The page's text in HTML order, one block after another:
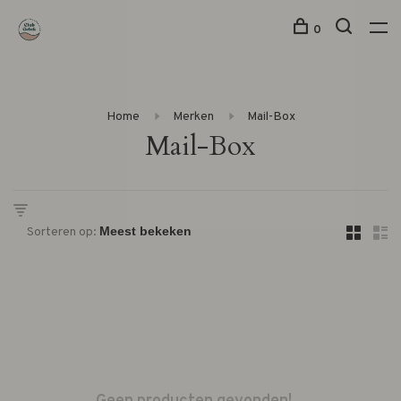
0
Home Merken Mail-Box
Mail-Box
Sorteren op: